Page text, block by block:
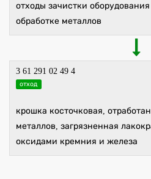
отходы зачистки
обработке металлов
3 61 291 02 49 4
отход
крошка косточковая,
металлов, загрязненная
оксидами кремния и железа